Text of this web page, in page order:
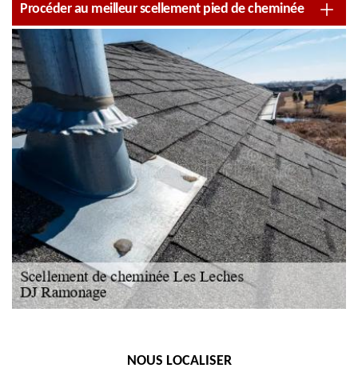
Procéder au meilleur scellement pied de cheminée
NOUS LOCALISER